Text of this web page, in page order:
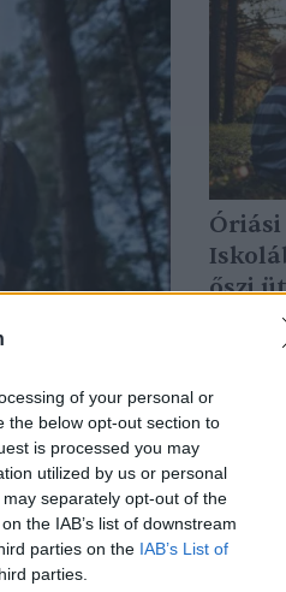
of your personal or
the below opt-out section to
is processed you may
utilized by us or personal
separately opt-out of the
the IAB’s list of downstream
parties on the IAB’s List of
parties.
őszi